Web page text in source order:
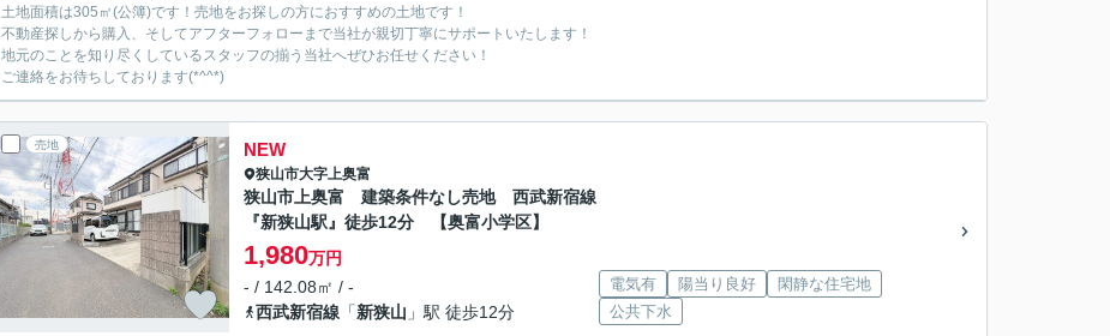
土地面積は305㎡(公簿)です！売地をお探しの方におすすめの土地です！
不動産探しから購入、そしてアフターフォローまで当社が親切丁寧にサポートいたします！
地元のことを知り尽くしているスタッフの揃う当社へぜひお任せください！
ご連絡をお待ちしております(*^^*)
売地 NEW
狭山市大字上奥富
狭山市上奥富 建築条件なし売地 西武新宿線
『新狭山駅』徒歩12分 【奥富小学区】
1,980万円
- / 142.08㎡ / -
西武新宿線 「新狭山 」駅 徒歩12分
電気有 陽当り良好
閑静な住宅地
公共下水